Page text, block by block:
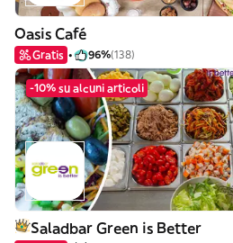
Oasis Café
Gratis 96%(138)
-10% su alcuni articoli
Saladbar Green is Better